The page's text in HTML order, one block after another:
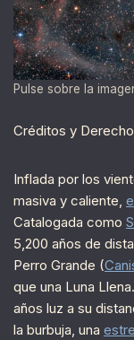
Pulse sobre la
Créditos y
Inflada por los
masiva y caliente,
Catalogada como
5,200 años de
Perro Grande (
que una Luna
años luz a su
la burbuja, una